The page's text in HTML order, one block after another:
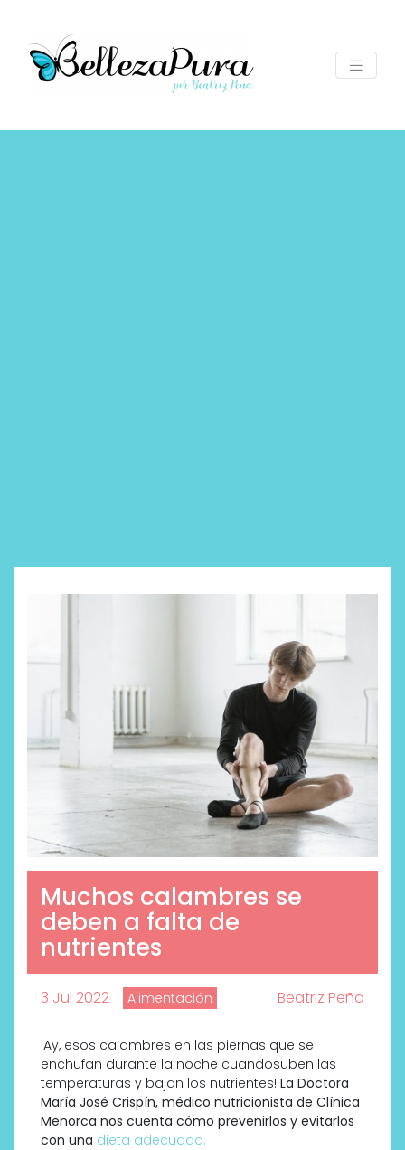
Muchos calambres se
deben a falta de
nutrientes
3 Jul 2022 Alimentación Beatriz Peña
¡Ay, esos calambres en las piernas que se
enchufan durante la noche cuandosuben las
temperaturas y bajan los nutrientes! La Doctora
María José Crispín, médico nutricionista de Clínica
Menorca nos cuenta cómo prevenirlos y evitarlos
con una dieta adecuada.